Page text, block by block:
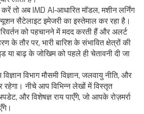
तो अब IMD AI‑आधारित मॉडल, मशीन लर्निंग
सैटेलाइट इमेजरी का इस्तेमाल कर रहा है।
को पहचानने में मदद करती हैं और अलर्ट
के तौर पर, भारी बारिश के संभावित क्षेत्रों की
या बाढ़ के जोखिम को पहले ही चेतावनी दी जा
विभाग मौसमी विज्ञान, जलवायु नीति, और
रहेगा। नीचे आप विभिन्न लेखों में विस्तृत
और विशेषज्ञ राय पाएँगे, जो आपके रोज़मर्रा